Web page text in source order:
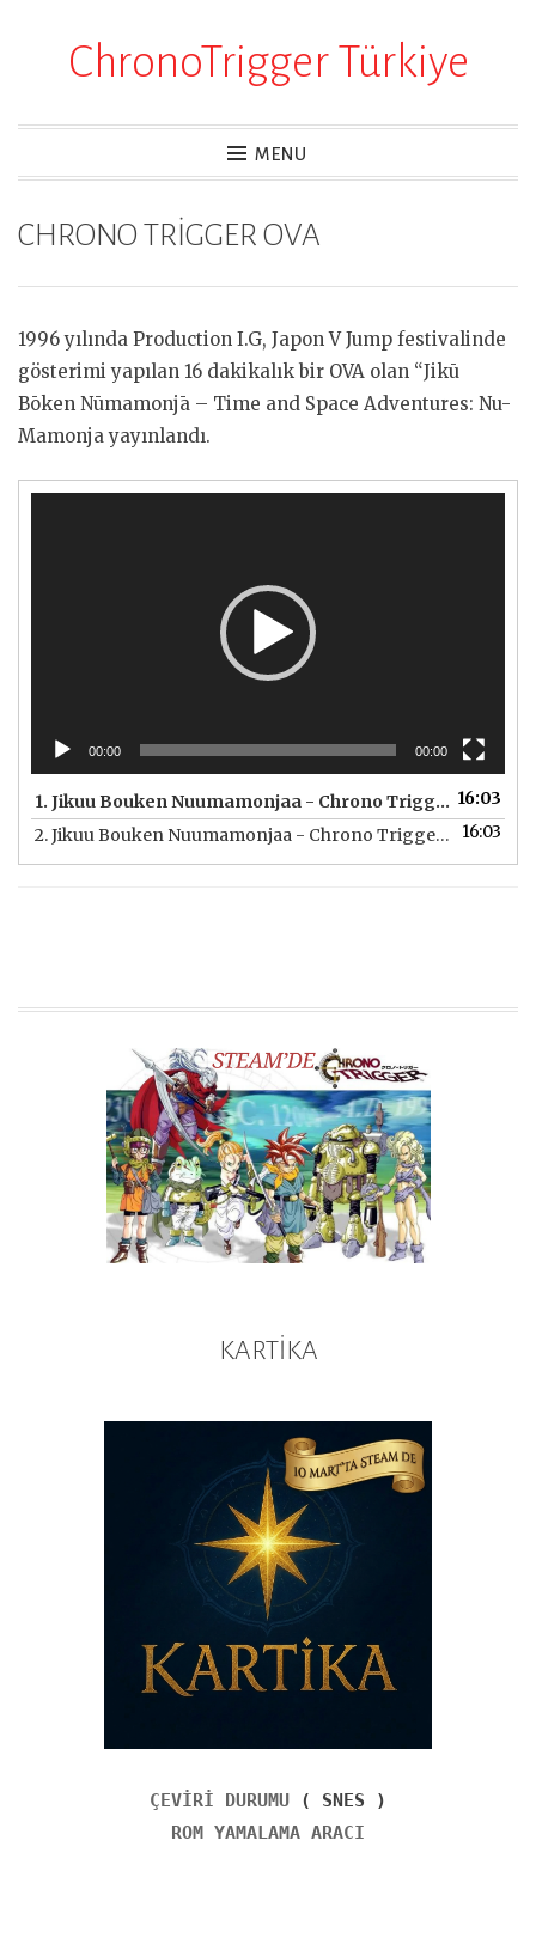
ChronoTrigger Türkiye
MENU
CHRONO TRİGGER OVA
1996 yılında Production I.G, Japon V Jump festivalinde
gösterimi yapılan 16 dakikalık bir OVA olan “Jikū
Bōken Nūmamonjā – Time and Space Adventures: Nu-
Mamonja yayınlandı.
00:00 00:00
1. Jikuu Bouken Nuumamonjaa - Chrono Trigger OVA ( Altyazılı )
16:03
2.Jikuu Bouken Nuumamonjaa - Chrono Trigger OVA ( Altyazısız ) 16:03
KARTİKA
ÇEVİRİ DURUMU ( SNES )
ROM YAMALAMA ARACI